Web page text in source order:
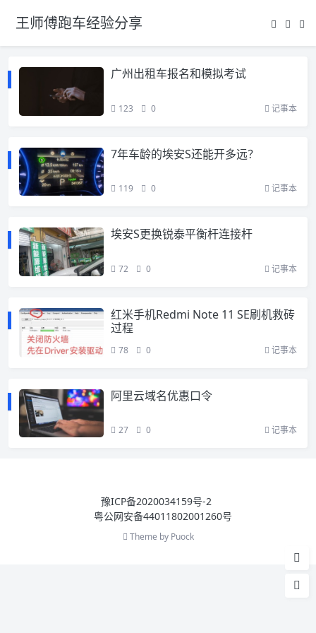
王师傅跑车经验分享
广州出租车报名和模拟考试
123 0 记事本
7年车龄的埃安S还能开多远？
119 0 记事本
埃安S更换锐泰平衡杆连接杆
72 0 记事本
红米手机Redmi Note 11 SE刷机救砖
过程
78 0 记事本
阿里云域名优惠口令
27 0 记事本
豫ICP备2020034159号-2
粤公网安备44011802001260号
Theme by Puock